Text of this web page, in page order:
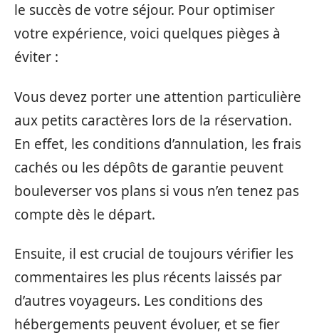
le succès de votre séjour. Pour optimiser
votre expérience, voici quelques pièges à
éviter :
Vous devez porter une attention particulière
aux petits caractères lors de la réservation.
En effet, les conditions d’annulation, les frais
cachés ou les dépôts de garantie peuvent
bouleverser vos plans si vous n’en tenez pas
compte dès le départ.
Ensuite, il est crucial de toujours vérifier les
commentaires les plus récents laissés par
d’autres voyageurs. Les conditions des
hébergements peuvent évoluer, et se fier